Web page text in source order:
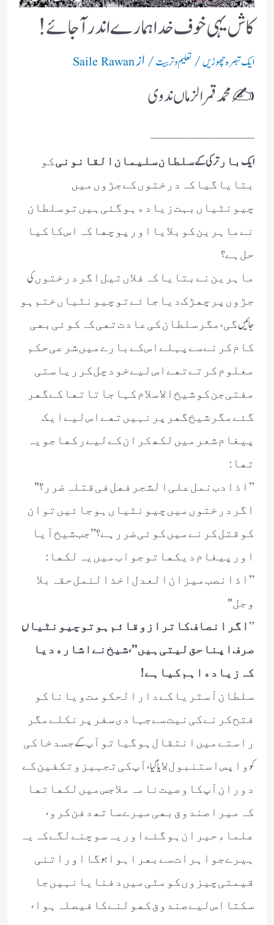
کاش یہی خوف خدا ہمارے اندر آجائے !
ایک تبصرہ چھوڑیں/ تعلیم و تربیت/ ازSaile Rawan
✍️ محمد قمر الزماں ندوی
ایک ﺑﺎﺭ ترکی کے ﺳﻠﻄﺎﻥ ﺳﻠﯿﻤﺎﻥ ﺍﻟﻘﺎﻧﻮﻧﯽﮐﻮ
ﺑﺘﺎﯾﺎ ﮔﯿﺎ ﮐﮧ ﺩﺭﺧﺘﻮﮞ ﮐﮯ ﺟﮍﻭﮞ ﻣﯿﮟ
ﭼﯿﻮﻧﭩﯿﺎﮞ ﺑﮩﺖ ﺯﯾﺎﺩﮦ ﮨﻮ ﮔﺌﯽ ﮨﯿﮟ ﺗﻮ ﺳﻠﻄﺎﻥ
ﻧﮯ ﻣﺎﮨﺮﯾﻦ ﮐﻮ ﺑﻼﯾﺎ ﺍﻭﺭ ﭘﻮﭼﮭﺎ ﮐﮧ ﺍﺱ ﮐﺎ ﮐﯿﺎ
ﺣﻞ ﮨﮯ ؟
ﻣﺎﮨﺮﯾﻦ ﻧﮯ ﺑﺘﺎﯾﺎ ﮐﮧ ﻓﻼﮞ ﺗﯿﻞ ﺍﮔﺮ ﺩﺭﺧﺘﻮﮞ کی
ﺟﮍﻭﮞ ﭘﺮ ﭼﮭﮍﮎ ﺩﯾﺎ ﺟﺎﺋﮯ ﺗﻮ ﭼﯿﻮﻧﭩﯿﺎﮞ ﺧﺘﻢ ﮨﻮ
جائیں ﮔﯽ، ﻣﮕﺮ ﺳﻠﻄﺎﻥ ﮐﯽ ﻋﺎﺩﺕ ﺗﮭﯽ ﮐﮧ ﮐﻮﺋﯽ ﺑﮭﯽ
ﮐﺎﻡ ﮐﺮﻧﮯ ﺳﮯ ﭘﮩﻠﮯ ﺍﺱ ﮐﮯﺑﺎﺭﮮ ﻣﯿﮟ ﺷﺮﻋﯽ ﺣﮑﻢ
ﻣﻌﻠﻮﻡ ﮐﺮﺗﮯ ﺗﮭﮯ ﺍﺱ ﻟﯿﮯ ﺧﻮﺩ ﭼﻞ ﮐﺮ ﺭﯾﺎﺳﺘﯽ
ﻣﻔﺘﯽ ﺟﻦ ﮐﻮ ﺷﯿﺦ ﺍﻻﺳﻼﻡ ﮐﮩﺎ ﺟﺎﺗﺎ ﺗﮭﺎ ﮐﮯ ﮔﮭﺮ
ﮔﺌﮯ ﻣﮕﺮ ﺷﯿﺦ ﮔﮭﺮ ﭘﺮ ﻧﮩﯿﮟ ﺗﮭﮯ ﺍﺱ ﻟﯿﮯ ﺍﯾﮏ
ﭘﯿﻐﺎﻡ ﺷﻌﺮ ﻣﯿﮟ ﻟﮑﮫ ﮐﺮ ﺍﻥ ﮐﮯ ﻟﯿﮯ ﺭﮐﮭﺎ ﺟﻮ ﯾﮧ
ﺗﮭﺎ :
” ﺍﺫﺍ ﺩﺏ ﻧﻤﻞ ﻋﻠﯽ ﺍﻟﺸﺠﺮ ﻓﮭﻞ ﻓﯽ ﻗﺘﻠﮧ ﺿﺮﺭ ؟ "
ﺍﮔﺮ ﺩﺭﺧﺘﻮﮞ ﻣﯿﮟ ﭼﯿﻮﻧﭩﯿﺎﮞ ﮨﻮ ﺟﺎﺋﯿﮟ ﺗﻮ ﺍﻥ
ﮐﻮ ﻗﺘﻞ ﮐﺮﻧﮯ ﻣﯿﮟ ﮐﻮﺋﯽﺿﺮﺭ ﮨﮯ؟ ” ﺟﺐ ﺷﯿﺦ ﺁﯾﺎ
ﺍﻭﺭ ﭘﯿﻐﺎﻡ ﺩﯾﮑﮭﺎ ﺗﻮ ﺟﻮﺍﺏ ﻣﯿﮟ ﯾﮧ ﻟﮑﮭﺎ :
” ﺍﺫﺍ ﻧﺼﺐ ﻣﯿﺰﺍﻥ ﺍﻟﻌﺪﻝ ﺍﺧﺬ ﺍﻟﻨﻤﻞ ﺣﻘﮧ ﺑﻼ
ﻭﺟﻞ "
”ﺍﮔﺮ ﺍﻧﺼﺎﻑ ﮐﺎ ﺗﺮﺍﺯﻭ ﻗﺎﺋﻢ ﮨﻮ ﺗﻮ ﭼﯿﻮﻧﭩﯿﺎں
ﺻﺮﻑ ﺍﭘﻨﺎ ﺣﻖ ﻟﯿﺘﯽ ﮨﯿﮟ ” ، ﺷﯿﺦ ﻧﮯ ﺍﺷﺎﺭﮦ ﺩﯾﺎ
ﮐﮧ ﺯﯾﺎﺩﮦ ﺍﮨﻢ ﮐﯿﺎ ﮨﮯ !
ﺳﻠﻄﺎﻥ ﺁﺳﭩﺮﯾﺎ ﮐﮯ ﺩﺍﺭ ﺍﻟﺤﮑﻮﻣﺖ ﻭﯾﺎﻧﺎ ﮐﻮ
ﻓﺘﺢ ﮐﺮﻧﮯ ﮐﯽ ﻧﯿﺖ ﺳﮯ ﺟﮩﺎﺩﯼ ﺳﻔﺮ ﭘﺮ ﻧﮑﻠﮯ ﻣﮕﺮ
ﺭﺍﺳﺘﮯ ﻣﯿﮟ ﺍﻧﺘﻘﺎﻝ ﮨﻮ ﮔﯿﺎ ﺗﻮ ﺁﭖ کے ﺟﺴﺪ ﺧﺎﮐﯽ
کو ﻭﺍﭘﺲ ﺍﺳﺘﻨﺒﻮﻝ ﻻیا گیا، ﺁﭖ ﮐﯽ ﺗﺠﮩﯿﺰ ﻭ ﺗﮑﻔﯿﻦ ﮐﮯ
ﺩﻭﺭﺍﻥ ﺁﭖ ﮐﺎ ﻭﺻﯿﺖ ﻧﺎﻣﮧ ﻣﻼ ﺟﺲ ﻣﯿﮟ ﻟﮑﮭﺎ ﺗﮭﺎ
ﮐﮧ ﻣﯿﺮﺍ ﺻﻨﺪﻭﻕ ﺑﮭﯽ ﻣﯿﺮﮮ ﺳﺎﺗﮫ ﺩﻓﻦ ﮐﺮﻭ،
ﻋﻠﻤﺎﺀ ﺣﯿﺮﺍﻥ ﮨﻮ ﮔﺌﮯ ﺍﻭﺭ ﯾﮧ ﺳﻮﭼﻨﮯ ﻟﮕﮯ ﮐﮧ ﯾﮧ
ﮨﯿﺮﮮ ﺟﻮﺍﮨﺮﺍﺕ ﺳﮯ ﺑﮭﺮ ﺍ ﮨﻮﺍ ہو ﮔﺎ ﺍﻭﺭ ﺍﺗﻨﯽ
ﻗﯿﻤﺘﯽ ﭼﯿﺰﻭﮞ ﮐﻮ ﻣﭩﯽ ﻣﯿﮟ ﺩﻓﻨﺎﯾﺎ ﻧﮩﯿﮟ ﺟﺎ
ﺳﮑﺘﺎ ﺍﺱ ﻟﯿﮯ ﺻﻨﺪﻭﻕ ﮐﮭﻮﻟﻨﮯ ﮐﺎ ﻓﯿﺼﻠﮧ ﮨﻮﺍ،